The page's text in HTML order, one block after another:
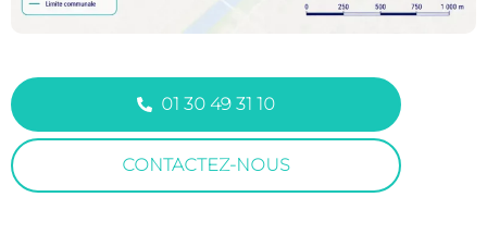
01 30 49 31 10
CONTACTEZ-NOUS